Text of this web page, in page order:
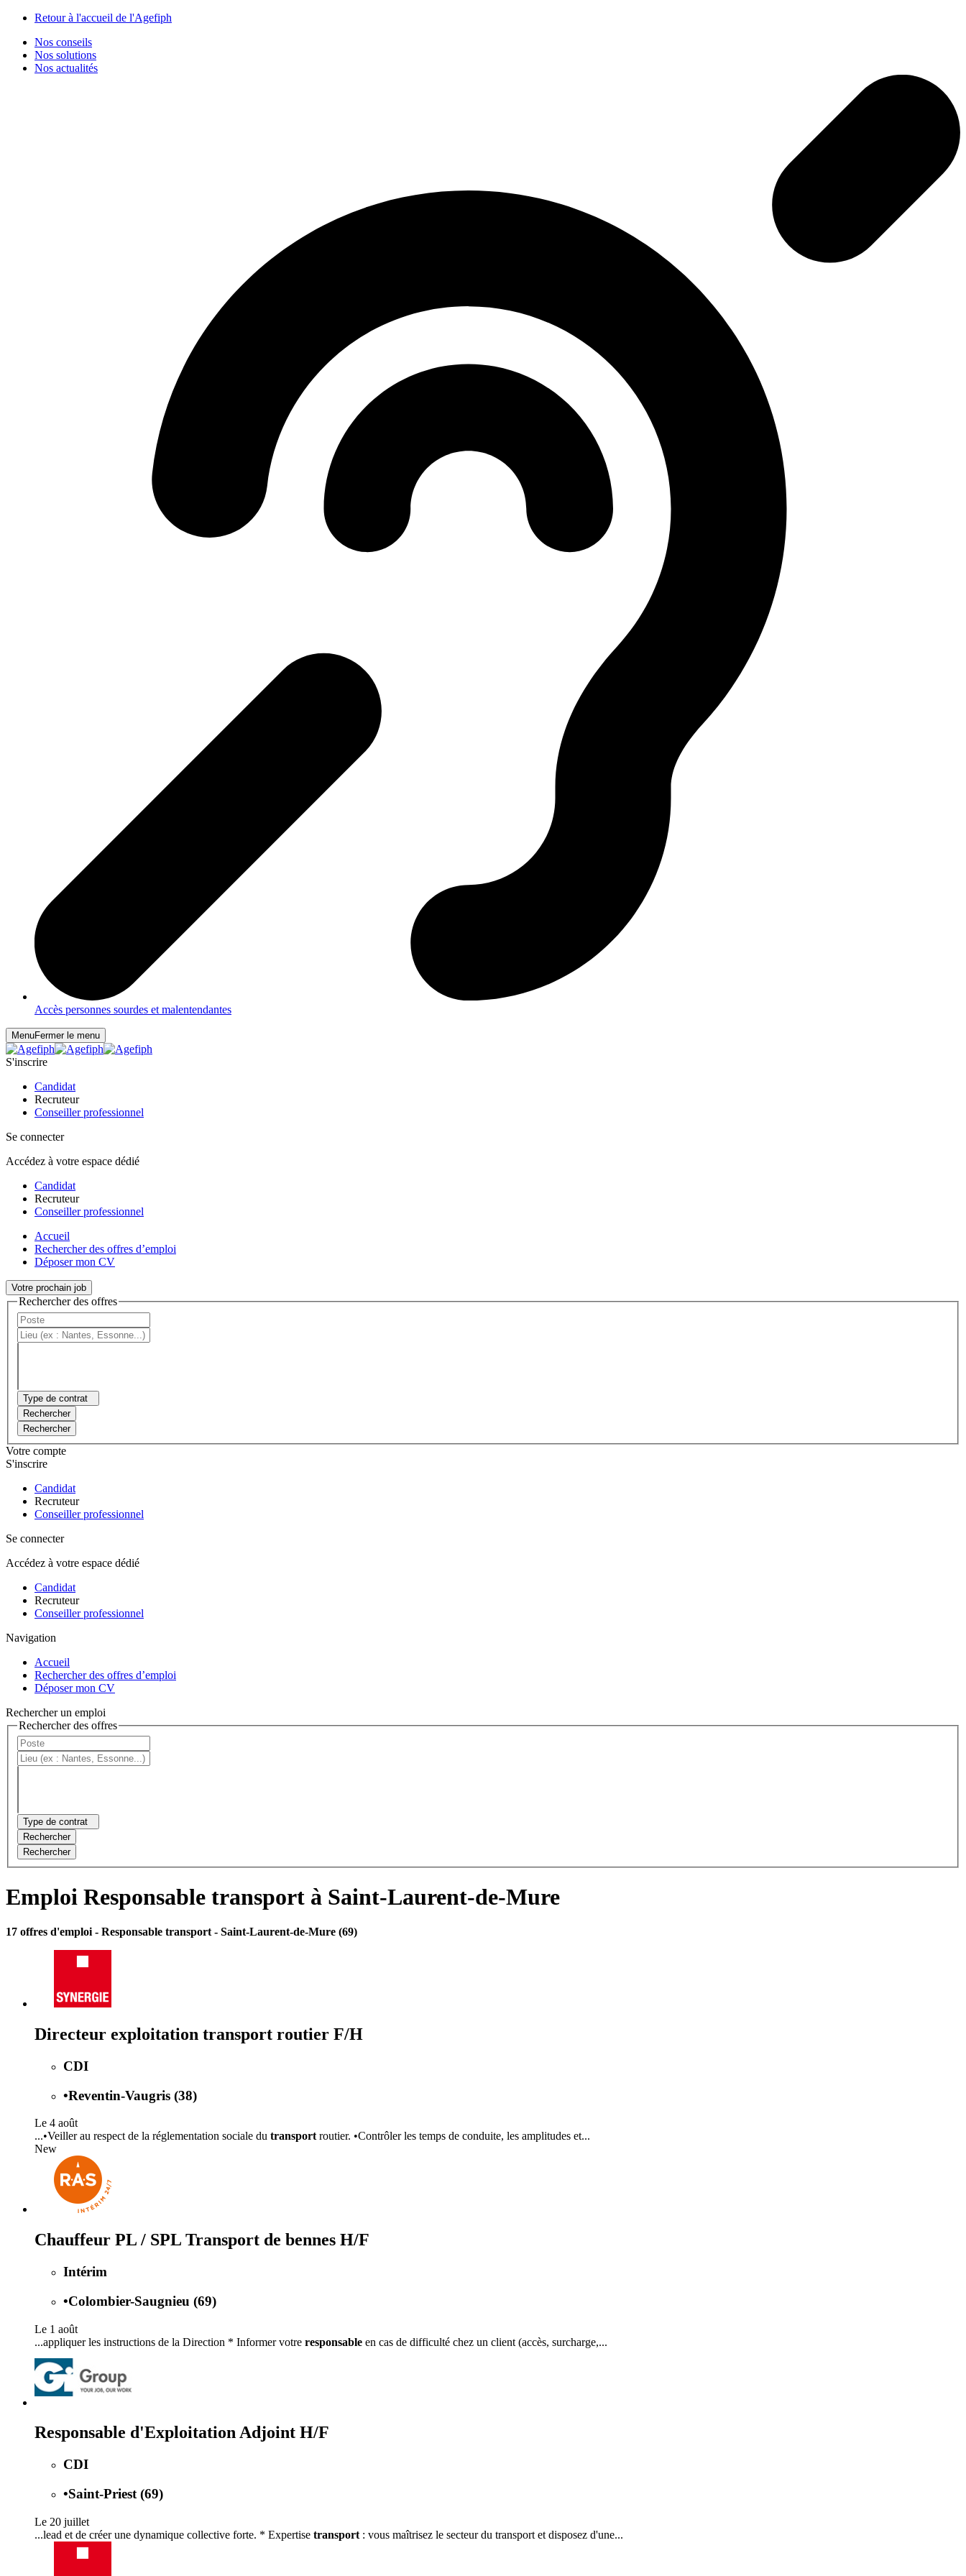
Retour à l'accueil de l'Agefiph
Nos conseils
Nos solutions
Nos actualités
Accès personnes sourdes et malentendantes
MenuFermer le menu
S'inscrire
Candidat
Recruteur
Conseiller professionnel
Se connecter
Accédez à votre espace dédié
Candidat
Recruteur
Conseiller professionnel
Accueil
Rechercher des offres d’emploi
Déposer mon CV
Votre prochain job
Rechercher des offres
Type de contrat
Rechercher
Rechercher
Votre compte
S'inscrire
Candidat
Recruteur
Conseiller professionnel
Se connecter
Accédez à votre espace dédié
Candidat
Recruteur
Conseiller professionnel
Navigation
Accueil
Rechercher des offres d’emploi
Déposer mon CV
Rechercher un emploi
Rechercher des offres
Type de contrat
Rechercher
Rechercher
Emploi Responsable transport à Saint-Laurent-de-Mure
17 offres d'emploi - Responsable transport - Saint-Laurent-de-Mure (69)
Directeur exploitation transport routier F/H
CDI
•Reventin-Vaugris (38)
Le 4 août
...•Veiller au respect de la réglementation sociale du transport routier. •Contrôler les temps de conduite, les amplitudes et...
New
Chauffeur PL / SPL Transport de bennes H/F
Intérim
•Colombier-Saugnieu (69)
Le 1 août
...appliquer les instructions de la Direction * Informer votre responsable en cas de difficulté chez un client (accès, surcharge,...
Responsable d'Exploitation Adjoint H/F
CDI
•Saint-Priest (69)
Le 20 juillet
...lead et de créer une dynamique collective forte. * Expertise transport : vous maîtrisez le secteur du transport et disposez d'une...